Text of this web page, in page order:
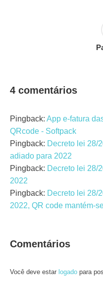
4 comentários
Pingback: App e-fatura
QRcode - Softpack
Pingback: Decreto lei 28/
adiado para 2022
Pingback: Decreto lei 28/
2022
Pingback: Decreto lei 28/
2022, QR code mantém-
Comentários
Você deve estar logado para